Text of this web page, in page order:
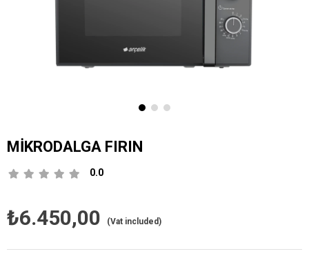
MİKRODALGA FIRIN
0.0
₺6.450,00 (Vat included)